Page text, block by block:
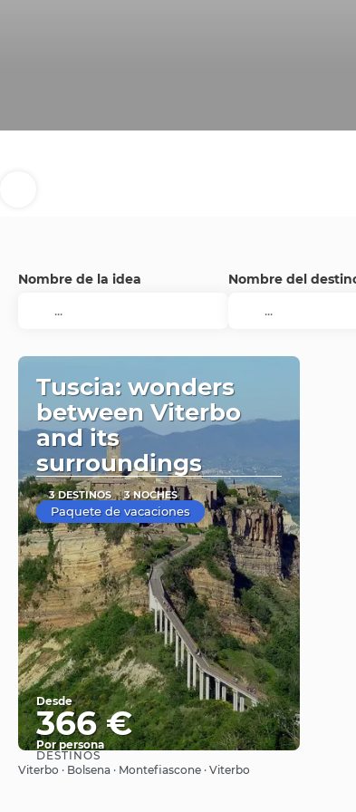
Nombre de la idea Nombre del
Tuscia: wonders
between Viterbo
and its
surroundings
3 DESTINOS 3 NOCHES
Paquete de vacaciones
Desde
366 €
Por persona
Ver
DESTINOS
Viterbo · Bolsena · Montefiascone · Viterbo